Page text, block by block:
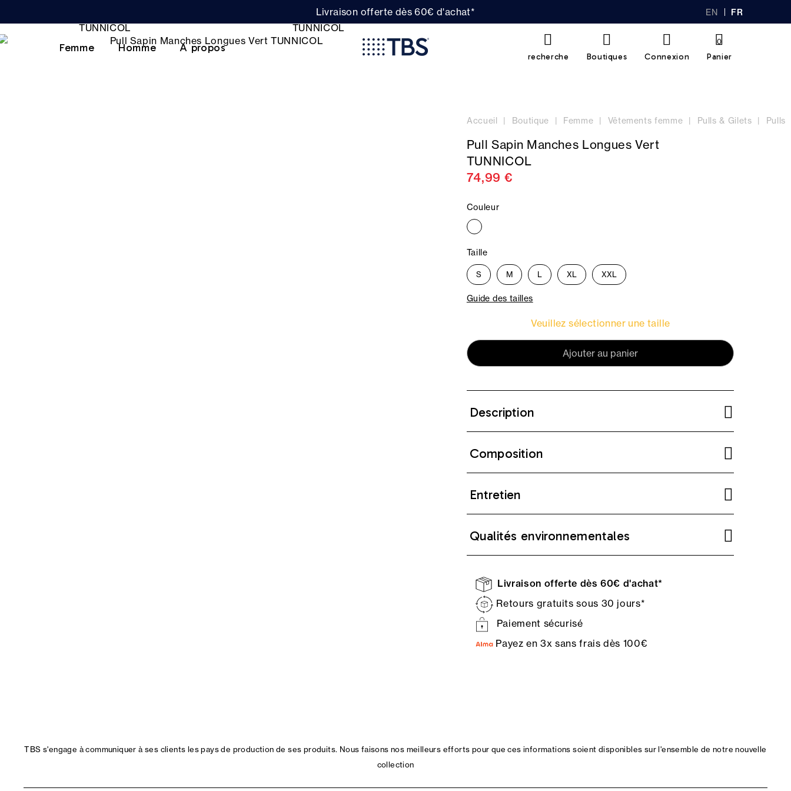
Livraison offerte dès 60€ d'achat* EN FR
Femme Homme A propos
recherche Boutiques Connexion Panier
0
Accueil Boutique Femme Vêtements femme Pulls & Gilets Pulls
Pull Sapin Manches Longues Vert
TUNNICOL
74,99 €
Couleur
Taille
S M L XL XXL
Guide des tailles
Veuillez sélectionner une taille
Ajouter au panier
Description
Composition
Entretien
Qualités environnementales
Livraison offerte dès 60€ d'achat*
Retours gratuits sous 30 jours*
Paiement sécurisé
Payez en 3x sans frais dès 100€
TBS s'engage à communiquer à ses clients les pays de production de ses produits. Nous faisons nos meilleurs efforts pour que ces informations soient disponibles sur l'ensemble de notre nouvelle
collection